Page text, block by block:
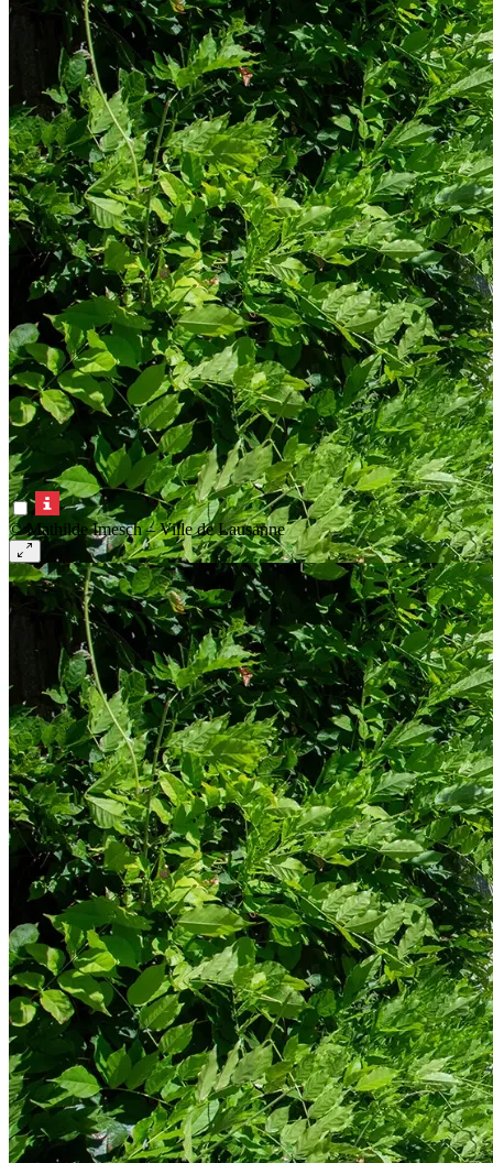
© Mathilde Imesch – Ville de Lausanne